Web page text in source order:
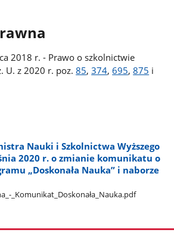
2018 r. - Prawo o szkolnictwie
U. z 2020 r. poz.85,374,695,875 i
Nauki i Szkolnictwa Wyższego
2020 r. o zmianie komunikatu o
„Doskonała Nauka” i naborze
​_Komunikat​_Doskonała​_Nauka.pdf